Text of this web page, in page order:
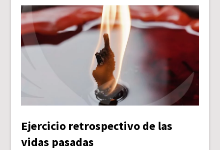
Ejercicio retrospectivo de las
vidas pasadas